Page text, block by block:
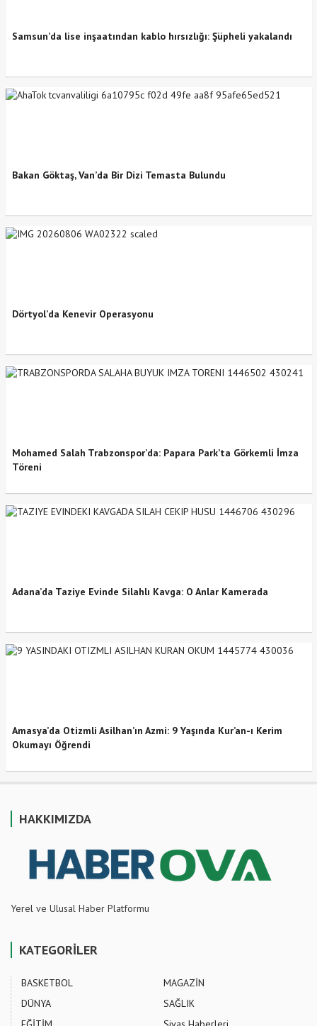
Samsun’da lise inşaatından kablo hırsızlığı: Şüpheli yakalandı
Bakan Göktaş, Van’da Bir Dizi Temasta Bulundu
Dörtyol’da Kenevir Operasyonu
Mohamed Salah Trabzonspor’da: Papara Park’ta Görkemli İmza
Töreni
Adana’da Taziye Evinde Silahlı Kavga: O Anlar Kamerada
Amasya’da Otizmli Asilhan’ın Azmi: 9 Yaşında Kur’an-ı Kerim
Okumayı Öğrendi
HAKKIMIZDA
Yerel ve Ulusal Haber Platformu
KATEGORİLER
BASKETBOL
DÜNYA
MAGAZİN
SAĞLIK